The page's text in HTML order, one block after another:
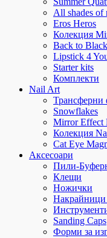
All shades of
Eros Heros
Колекция
Back to Black
Lipstick 4
Starter kits
Комплекти
Nail Art
Трансферни
Snowflakes
Mirror Effect
Колекция
Cat Eye
Аксесоари
Пили-
Клещи
Ножички
Накрайници
Sanding Caps
Форми за